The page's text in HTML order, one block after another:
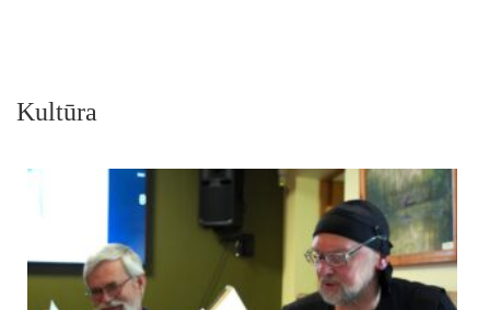
Kultūra